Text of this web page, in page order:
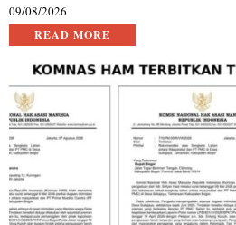
09/08/2026
READ MORE